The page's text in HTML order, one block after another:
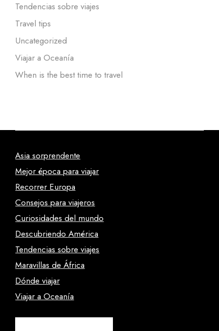
Tendencias sobre viajes
Travel tips
Uncategorized
Viajar a Oceanía
When is the best time to travel
Asia sorprendente
Mejor época para viajar
Recorrer Europa
Consejos para viajeros
Curiosidades del mundo
Descubriendo América
Tendencias sobre viajes
Maravillas de África
Dónde viajar
Viajar a Oceanía